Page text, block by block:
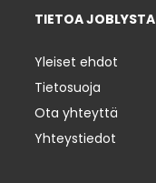
TIETOA JOBLYSTA
Yleiset ehdot
Tietosuoja
Ota yhteyttä
Yhteystiedot